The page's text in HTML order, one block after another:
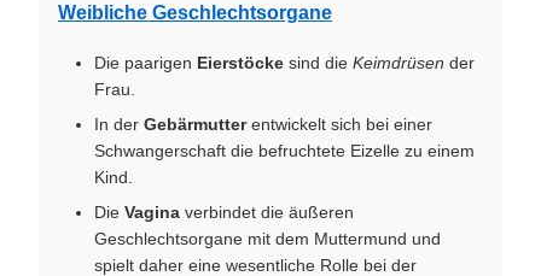
Weibliche Geschlechtsorgane
Die paarigen Eierstöcke sind die Keimdrüsen der
Frau.
In der Gebärmutterentwickelt sich bei einer
Schwangerschaft die befruchtete Eizelle zu einem
Kind.
Die Vagina verbindet die äußeren
Geschlechtsorgane mit dem Muttermund und
spielt daher eine wesentliche Rolle bei der